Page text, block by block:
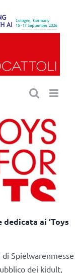
dedicata ai ‘Toys
Spielwarenmesse
dei kidult,